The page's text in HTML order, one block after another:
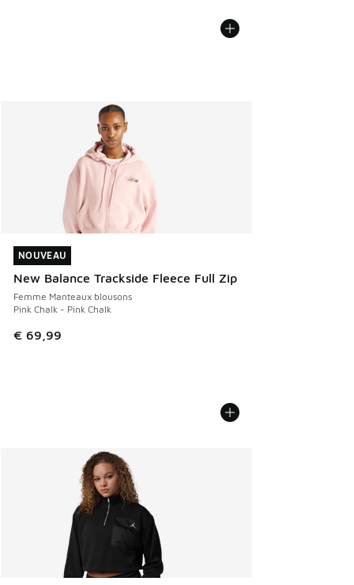
NOUVEAU
New Balance Trackside Fleece Full Zip
Femme Manteaux blousons
Pink Chalk - Pink Chalk
€ 69,99
NOUVEAU